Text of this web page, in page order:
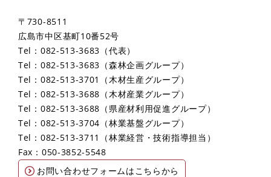
〒730-8511
広島市中区基町10番52号
Tel：082-513-3683
代表
Tel：082-513-3683
森林企画グループ
Tel：082-513-3701
木材生産グループ
Tel：082-513-3688
木材産業グループ
Tel：082-513-3688
県産材利用促進グループ
Tel：082-513-3704
林業基盤グループ
Tel：082-513-3711
林業経営・技術指導担当
Fax：050-3852-5548
お問い合わせフォームはこちらから